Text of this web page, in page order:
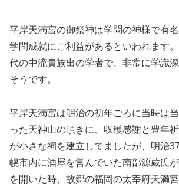
平岸天満宮の御祭神は学問の神様で有名
学問成就にご利益があるといわれます
代の中流貴族出の学者で、非常に学識
そうです。
平岸天満宮は明治の初年ごろに当時は
った天神山の頂きに、収穫感謝と豊年
が小さな祠を建立してましたが、明治
幌市内に酒屋を営んでいた南部源蔵氏
を開いた時、故郷の福岡の太宰府天満